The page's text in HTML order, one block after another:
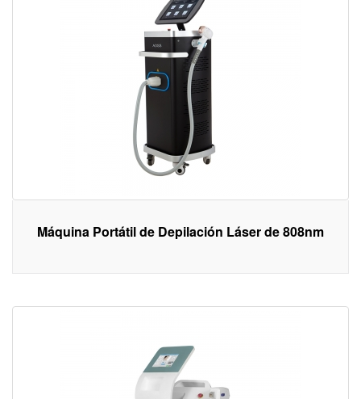
Máquina Portátil de Depilación Láser de 808nm